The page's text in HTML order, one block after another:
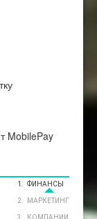
MobilePay
ФИНАНСЫ
МАРКЕТИНГ